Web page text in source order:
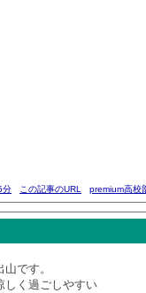
分 この記事のURL premium高校
です。
しく過ごしやすい